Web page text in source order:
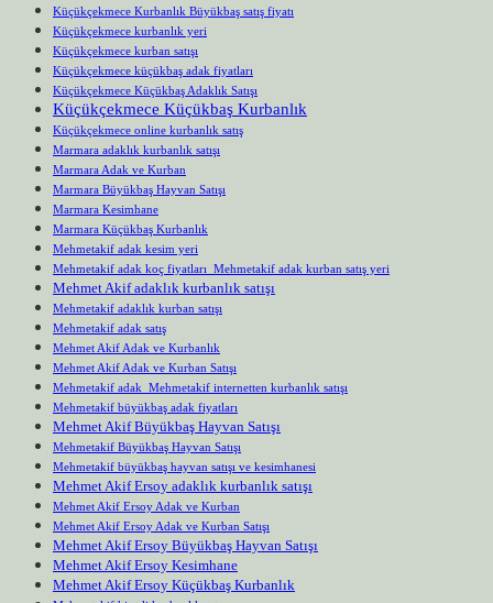
Küçükçekmece Kurbanlık Büyükbaş satış fiyatı
Küçükçekmece kurbanlık yeri
Küçükçekmece kurban satışı
Küçükçekmece küçükbaş adak fiyatları
Küçükçekmece Küçükbaş Adaklık Satışı
Küçükçekmece Küçükbaş Kurbanlık
Küçükçekmece online kurbanlık satış
Marmara adaklık kurbanlık satışı
Marmara Adak ve Kurban
Marmara Büyükbaş Hayvan Satışı
Marmara Kesimhane
Marmara Küçükbaş Kurbanlık
Mehmetakif adak kesim yeri
Mehmetakif adak koç fiyatları Mehmetakif adak kurban satış yeri
Mehmet Akif adaklık kurbanlık satışı
Mehmetakif adaklık kurban satışı
Mehmetakif adak satış
Mehmet Akif Adak ve Kurbanlık
Mehmet Akif Adak ve Kurban Satışı
Mehmetakif adak Mehmetakif internetten kurbanlık satışı
Mehmetakif büyükbaş adak fiyatları
Mehmet Akif Büyükbaş Hayvan Satışı
Mehmetakif Büyükbaş Hayvan Satışı
Mehmetakif büyükbaş hayvan satışı ve kesimhanesi
Mehmet Akif Ersoy adaklık kurbanlık satışı
Mehmet Akif Ersoy Adak ve Kurban
Mehmet Akif Ersoy Adak ve Kurban Satışı
Mehmet Akif Ersoy Büyükbaş Hayvan Satışı
Mehmet Akif Ersoy Kesimhane
Mehmet Akif Ersoy Küçükbaş Kurbanlık